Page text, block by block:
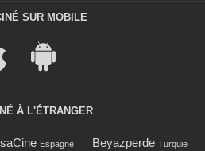
SUR MOBILE
À L'ÉTRANGER
Espagne Beyazperde Turquie